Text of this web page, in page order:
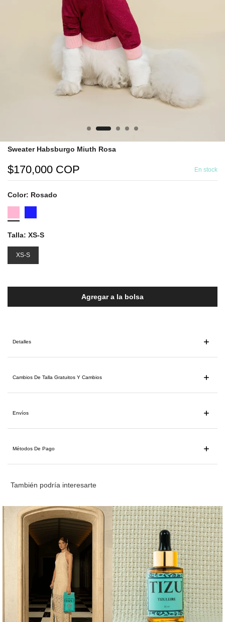
Sweater Habsburgo Miuth Rosa
$170,000 COP En stock
Color: Rosado
Talla: XS-S
XS-S
Agregar a la bolsa
Detalles
Cambios De Talla Gratuitos Y Cambios
Envíos
Métodos De Pago
También podría interesarte